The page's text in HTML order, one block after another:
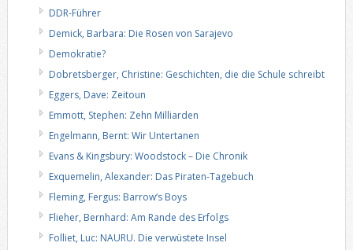
DDR-Führer
Demick, Barbara: Die Rosen von Sarajevo
Demokratie?
Dobretsberger, Christine: Geschichten, die die Schule schreibt
Eggers, Dave: Zeitoun
Emmott, Stephen: Zehn Milliarden
Engelmann, Bernt: Wir Untertanen
Evans & Kingsbury: Woodstock – Die Chronik
Exquemelin, Alexander: Das Piraten-Tagebuch
Fleming, Fergus: Barrow‘s Boys
Flieher, Bernhard: Am Rande des Erfolgs
Folliet, Luc: NAURU. Die verwüstete Insel